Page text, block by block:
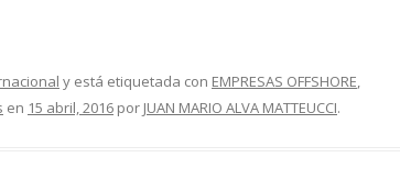
y está etiquetada con EMPRESAS OFFSHORE,
en 15 abril, 2016 por JUAN MARIO ALVA MATTEUCCI.